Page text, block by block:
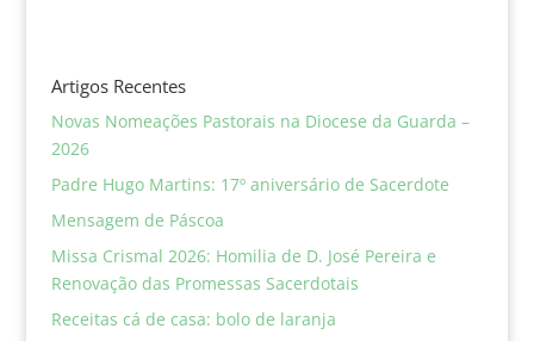
Artigos Recentes
Novas Nomeações Pastorais na Diocese da Guarda –
2026
Padre Hugo Martins: 17º aniversário de Sacerdote
Mensagem de Páscoa
Missa Crismal 2026: Homilia de D. José Pereira e
Renovação das Promessas Sacerdotais
Receitas cá de casa: bolo de laranja